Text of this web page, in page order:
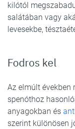
kilótól
salátában vagy
levesekbe,
Fodros kel
Az elmúlt években
spenóthoz
anyagokban és
szerint különösen